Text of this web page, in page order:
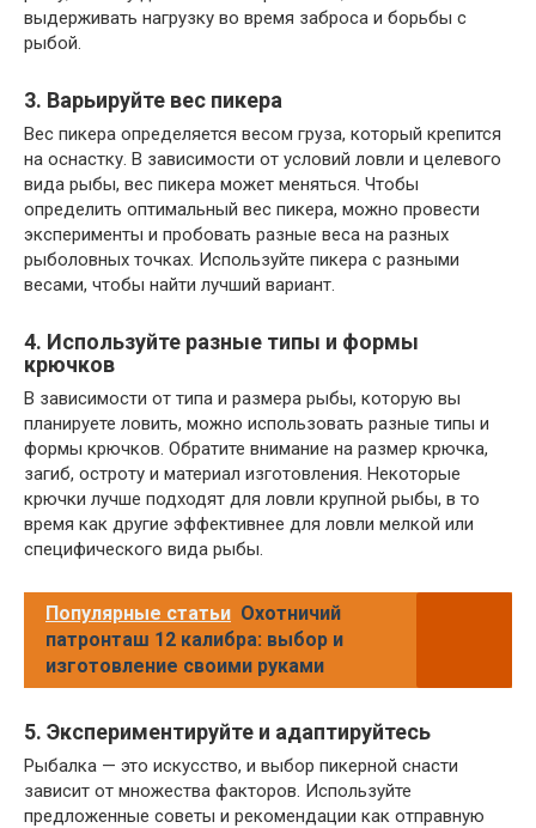
выдерживать нагрузку во время заброса и борьбы с
рыбой.
3. Варьируйте вес пикера
Вес пикера определяется весом груза, который крепится
на оснастку. В зависимости от условий ловли и целевого
вида рыбы, вес пикера может меняться. Чтобы
определить оптимальный вес пикера, можно провести
эксперименты и пробовать разные веса на разных
рыболовных точках. Используйте пикера с разными
весами, чтобы найти лучший вариант.
4. Используйте разные типы и формы
крючков
В зависимости от типа и размера рыбы, которую вы
планируете ловить, можно использовать разные типы и
формы крючков. Обратите внимание на размер крючка,
загиб, остроту и материал изготовления. Некоторые
крючки лучше подходят для ловли крупной рыбы, в то
время как другие эффективнее для ловли мелкой или
специфического вида рыбы.
Популярные статьи Охотничий
патронташ 12 калибра: выбор и
изготовление своими руками
5. Экспериментируйте и адаптируйтесь
Рыбалка — это искусство, и выбор пикерной снасти
зависит от множества факторов. Используйте
предложенные советы и рекомендации как отправную